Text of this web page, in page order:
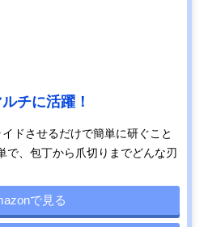
チに活躍！
ドさせるだけで簡単に研ぐこと
で、包丁から爪切りまでどんな刃
で見る